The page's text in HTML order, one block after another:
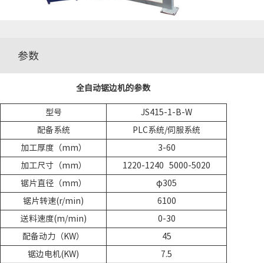
参数
全自动锯边机的参数
型号 JS415-1-B-W
配备系统 PLC系统/伺服系统
加工厚度（mm） 3-60
加工尺寸（mm） 1220-1240 5000-5020
锯片直径（mm） φ305
锯片转速(r/min) 6100
送料速度(m/min) 0-30
配备动力（KW） 45
锯边电机(KW) 7.5